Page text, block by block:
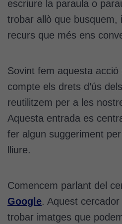
escriure la paraula o
trobar allò que busquem,
recurs que més ens
Sovint fem aquesta acció
compte els drets d’ús
reutilitzem per a les
Aquesta entrada es
fer algun suggeriment
lliure.
Comencem parlant del
Google. Aquest
trobar imatges que